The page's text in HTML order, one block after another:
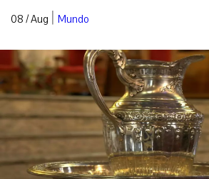
08 / Aug | Mundo